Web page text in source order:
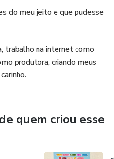
do meu jeito e que pudesse
trabalho na internet como
produtora, criando meus
quem criou esse